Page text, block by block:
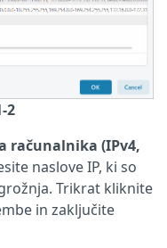
2
računalnika (IPv4,
naslove IP, ki so
Trikrat kliknite
in zaključite